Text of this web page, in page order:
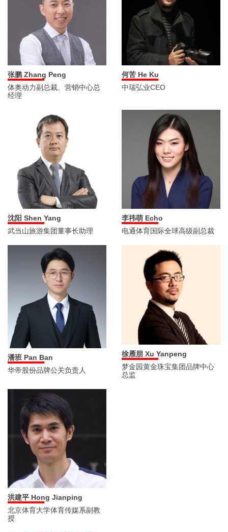
张鹏 Zhang Peng
体奥动力副总裁、营销中心总
经理
何苦 He Ku
中瑞弘业CEO
沈阳 Shen Yang
武当山旅游集团董事长助理
李祎萌 Echo
电通体育国际全球高级副总裁
潘班 Pan Ban
华帝股份品牌公关负责人
徐雁朋 Xu Yanpeng
梦金园黄金珠宝集团品牌中心
总监
洪建平 Hong Jianping
北京体育大学体育传媒系副教
授